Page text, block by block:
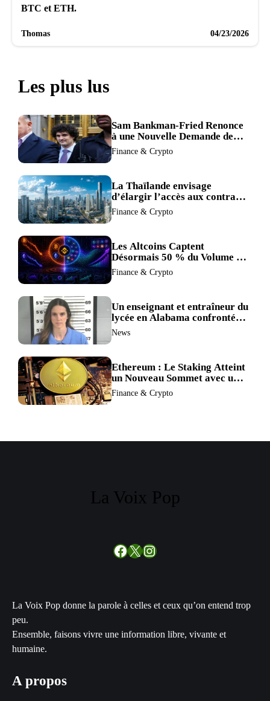
BTC et ETH.
Thomas 04/23/2026
Les plus lus
Sam Bankman-Fried Renonce
à une Nouvelle Demande de
Procès, Intensifiant la
Pression pour la Récusation
Finance & Crypto
La Thaïlande envisage
d’élargir l’accès aux contrats
à terme crypto dans une
refonte de sa réglementation.
Finance & Crypto
Les Altcoins Captent
Désormais 50 % du Volume de
Trading de Binance : La
Liquidité S’éclipse au Profit de
Finance & Crypto
Un enseignant et entraîneur du
lycée en Alabama confronté
au divorce après avoir été
accusé de plus de 30 crimes
News
Ethereum : Le Staking Atteint
un Nouveau Sommet avec un
Verrouillage Accru des ETH
Finance & Crypto
La Voix Pop
Facebook
X Instagram
La Voix Pop donne la parole à celles et ceux qu’on entend trop
peu.
Ensemble, faisons vivre une information libre, vivante et
humaine.
A propos